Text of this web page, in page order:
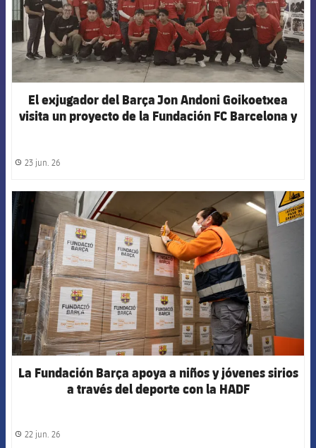
El exjugador del Barça Jon Andoni Goikoetxea
visita un proyecto de la Fundación FC Barcelona y
label.share.clock
23 jun. 26
FCB Barcelona badge
La Fundación Barça apoya a niños y jóvenes sirios
a través del deporte con la HADF
label.share.clock
22 jun. 26